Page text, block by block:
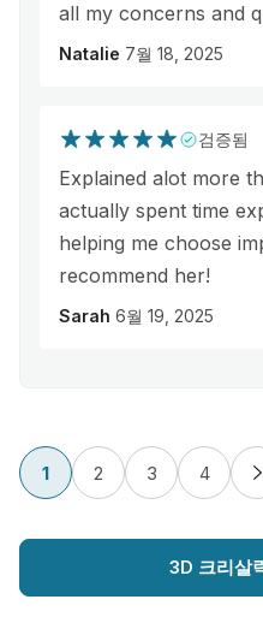
all my concerns and
Natalie 7월 18, 2025
검증됨
Explained alot more
actually spent time
helping me choose
recommend her!
Sarah 6월 19, 2025
1 2 3 4
3D 크리살